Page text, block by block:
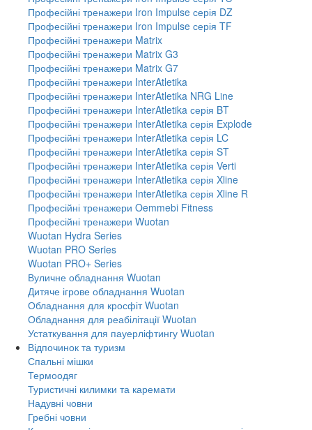
Професійні тренажери Iron Impulse серія DZ
Професійні тренажери Iron Impulse серія TF
Професійні тренажери Matrix
Професійні тренажери Matrix G3
Професійні тренажери Matrix G7
Професійні тренажери InterAtletika
Професійні тренажери InterAtletika NRG Line
Професійні тренажери InterAtletika серія BT
Професійні тренажери InterAtletika серія Explode
Професійні тренажери InterAtletika серія LC
Професійні тренажери InterAtletika серія ST
Професійні тренажери InterAtletika серія Verti
Професійні тренажери InterAtletika серія Xline
Професійні тренажери InterAtletika серія Xline R
Професійні тренажери Oemmebi Fitness
Професійні тренажери Wuotan
Wuotan Hydra Series
Wuotan PRO Series
Wuotan PRO+ Series
Вуличне обладнання Wuotan
Дитяче ігрове обладнання Wuotan
Обладнання для кросфіт Wuotan
Обладнання для реабілітації Wuotan
Устаткування для пауерліфтингу Wuotan
Відпочинок та туризм
Спальні мішки
Термоодяг
Туристичні килимки та каремати
Надувні човни
Гребні човни